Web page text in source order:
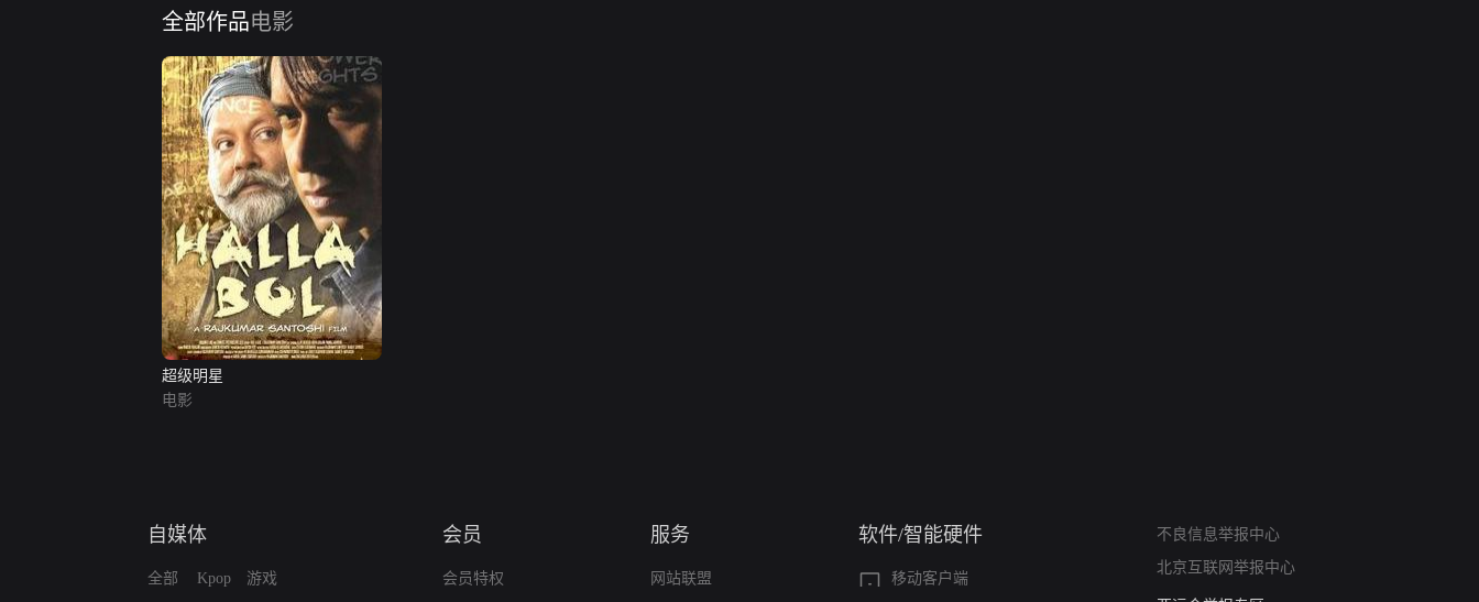
全部作品电影
超级明星
电影
自媒体
全部 Kpop 游戏
会员
会员特权
服务
网站联盟
软件/智能硬件
移动客户端
不良信息举报中心
北京互联网举报中心
算法推荐专项举报